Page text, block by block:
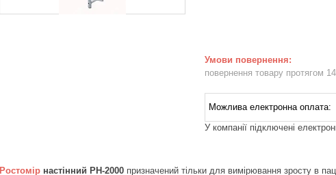
повернення товару протягом 14
У компанії підключені
Ростомір настінний РН-2000 призначений тільки для вимірювання зросту в